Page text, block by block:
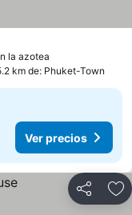
la azotea
km de: Phuket-Town
Ver precios
Compartir